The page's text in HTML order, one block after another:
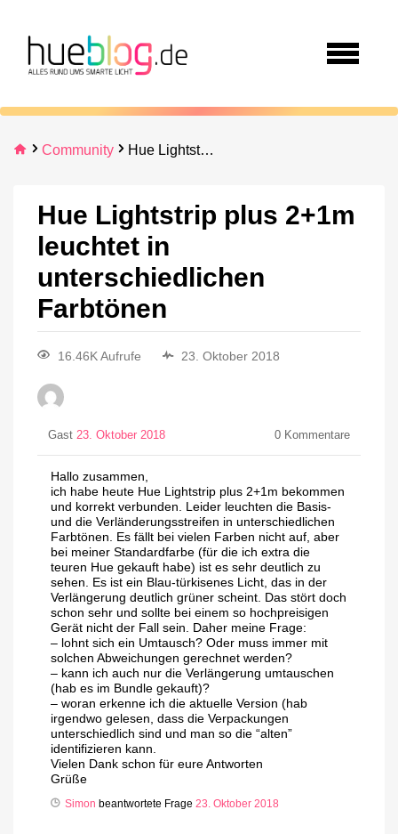
Community Hue Lightstrip plus 2+1m leuchtet in unterschiedlichen Farbtönen
Hue Lightstrip plus 2+1m
leuchtet in
unterschiedlichen
Farbtönen
16.46K Aufrufe 23. Oktober 2018
Gast 23. Oktober 2018 0 Kommentare
Hallo zusammen,
ich habe heute Hue Lightstrip plus 2+1m bekommen
und korrekt verbunden. Leider leuchten die Basis-
und die Verländerungsstreifen in unterschiedlichen
Farbtönen. Es fällt bei vielen Farben nicht auf, aber
bei meiner Standardfarbe (für die ich extra die
teuren Hue gekauft habe) ist es sehr deutlich zu
sehen. Es ist ein Blau-türkisenes Licht, das in der
Verlängerung deutlich grüner scheint. Das stört doch
schon sehr und sollte bei einem so hochpreisigen
Gerät nicht der Fall sein. Daher meine Frage:
– lohnt sich ein Umtausch? Oder muss immer mit
solchen Abweichungen gerechnet werden?
– kann ich auch nur die Verlängerung umtauschen
(hab es im Bundle gekauft)?
– woran erkenne ich die aktuelle Version (hab
irgendwo gelesen, dass die Verpackungen
unterschiedlich sind und man so die “alten”
identifizieren kann.
Vielen Dank schon für eure Antworten
Grüße
Simon beantwortete Frage 23. Oktober 2018